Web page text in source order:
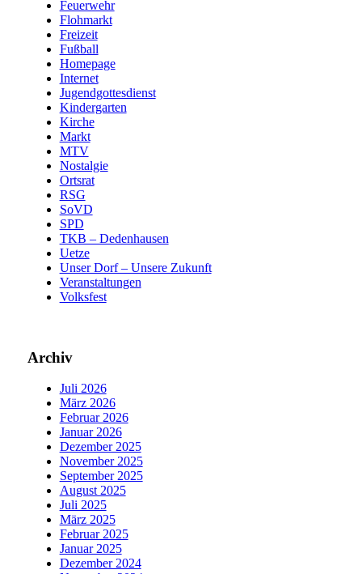
Feuerwehr
Flohmarkt
Freizeit
Fußball
Homepage
Internet
Jugendgottesdienst
Kindergarten
Kirche
Markt
MTV
Nostalgie
Ortsrat
RSG
SoVD
SPD
TKB – Dedenhausen
Uetze
Unser Dorf – Unsere Zukunft
Veranstaltungen
Volksfest
Archiv
Juli 2026
März 2026
Februar 2026
Januar 2026
Dezember 2025
November 2025
September 2025
August 2025
Juli 2025
März 2025
Februar 2025
Januar 2025
Dezember 2024